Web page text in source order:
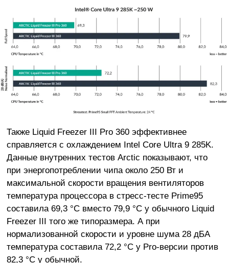
Также Liquid Freezer III Pro 360 эффективнее
справляется с охлаждением Intel Core Ultra 9 285K.
Данные внутренних тестов Arctic показывают, что
при энергопотреблении чипа около 250 Вт и
максимальной скорости вращения вентиляторов
температура процессора в стресс-тесте Prime95
составила 69,3 °C вместо 79,9 °C у обычного Liquid
Freezer III того же типоразмера. А при
нормализованной скорости и уровне шума 28 дБА
температура составила 72,2 °C у Pro-версии против
82,3 °C у обычной.